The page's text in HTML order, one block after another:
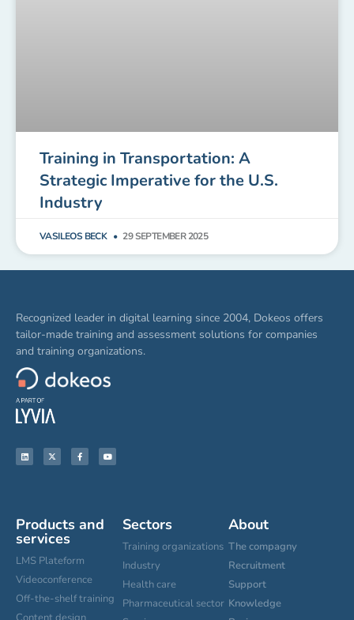
Training in Transportation: A
Strategic Imperative for the U.S.
Industry
VASILEOS BECK 29 SEPTEMBER 2025
Recognized leader in digital learning since 2004, Dokeos offers
tailor-made training and assessment solutions for companies
and training organizations.
Products and
services
LMS Plateform
Videoconference
Off-the-shelf training
Sectors
Training organizations
Industry
Health care
Pharmaceutical sector
About
The compagny
Recruitment
Support
Knowledge